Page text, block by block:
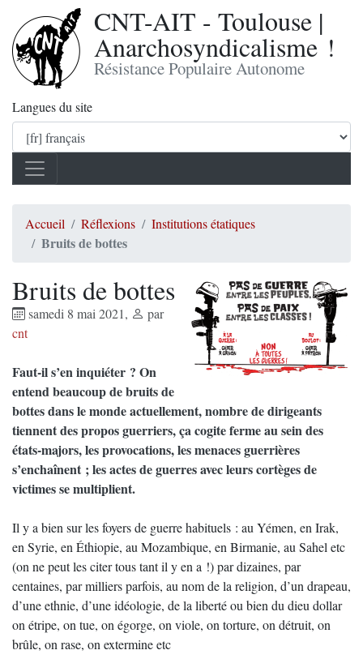
CNT-AIT - Toulouse |
Anarchosyndicalisme !
Résistance Populaire Autonome
Langues du site
Accueil Réflexions Institutions étatiques
Bruits de bottes
Bruits de bottes
samedi 8 mai 2021,
par
cnt
Faut-il s’en inquiéter ? On
entend beaucoup de bruits de
bottes dans le monde actuellement, nombre de dirigeants
tiennent des propos guerriers, ça cogite ferme au sein des
états-majors, les provocations, les menaces guerrières
s’enchaînent ; les actes de guerres avec leurs cortèges de
victimes se multiplient.
Il y a bien sur les foyers de guerre habituels : au Yémen, en Irak,
en Syrie, en Éthiopie, au Mozambique, en Birmanie, au Sahel etc
(on ne peut les citer tous tant il y en a !) par dizaines, par
centaines, par milliers parfois, au nom de la religion, d’un drapeau,
d’une ethnie, d’une idéologie, de la liberté ou bien du dieu dollar
on étripe, on tue, on égorge, on viole, on torture, on détruit, on
brûle, on rase, on extermine etc